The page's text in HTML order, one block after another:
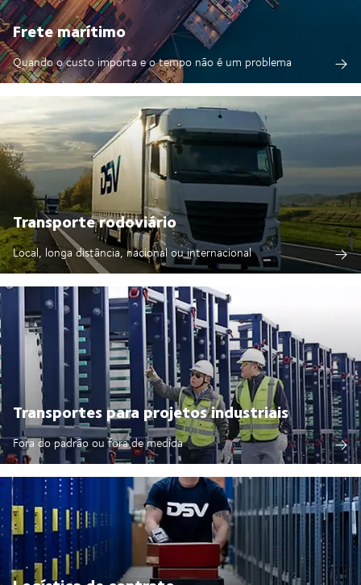
Frete marítimo
Quando o custo importa e o tempo não é um problema
Transporte rodoviário
Local, longa distância, nacional ou internacional
Transportes para projetos industriais
Fora do padrão ou fora de medida